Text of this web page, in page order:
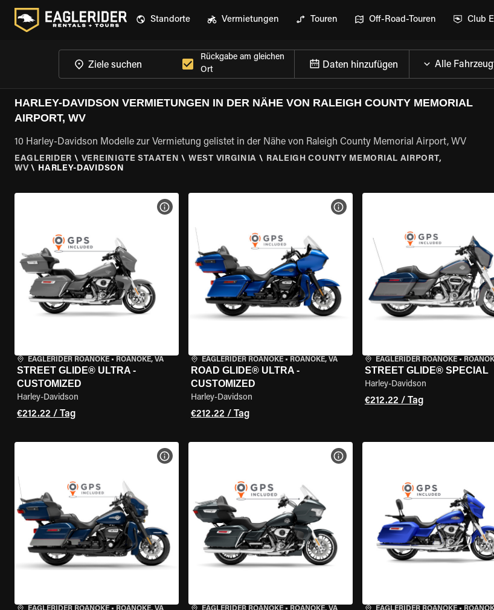
Standorte Vermietungen Touren Off-Road-Touren Club
Rückgabe am gleichen
Ort
Daten hinzufügen
HARLEY-DAVIDSON VERMIETUNGEN IN DER NÄHE VON RALEIGH COUNTY MEMORIAL
AIRPORT, WV
10 Harley-Davidson Modelle zur Vermietung gelistet in der Nähe von Raleigh County Memorial Airport, WV
EAGLERIDER \ VEREINIGTE STAATEN \ WEST VIRGINIA \ RALEIGH COUNTY MEMORIAL AIRPORT,
WV \ HARLEY-DAVIDSON
EAGLERIDER ROANOKE • ROANOKE, VA
STREET GLIDE® ULTRA -
CUSTOMIZED
Harley-Davidson
€212.22 / Tag
MOTORRAD-DETAILS ANZEIGEN
EAGLERIDER ROANOKE• ROANOKE, VA
ROAD GLIDE® ULTRA -
CUSTOMIZED
Harley-Davidson
€212.22 / Tag
MOTORRAD-DETAILS ANZEIGEN
EAGLERIDER ROANOKE•
STREET GLIDE® SPECIAL
Harley-Davidson
€212.22 / Tag
MOTORRAD-DETAILS ANZEIGEN MOTORRAD-DETAILS ANZEIGEN